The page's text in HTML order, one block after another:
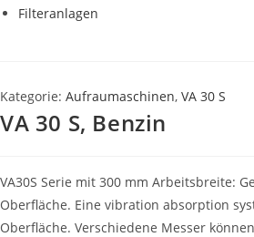
Filteranlagen
Kategorie: Aufraumaschinen, VA 30 S
VA 30 S, Benzin
VA30S Serie mit 300 mm Arbeitsbreite:
Oberfläche. Eine vibration absorption
Oberfläche. Verschiedene Messer